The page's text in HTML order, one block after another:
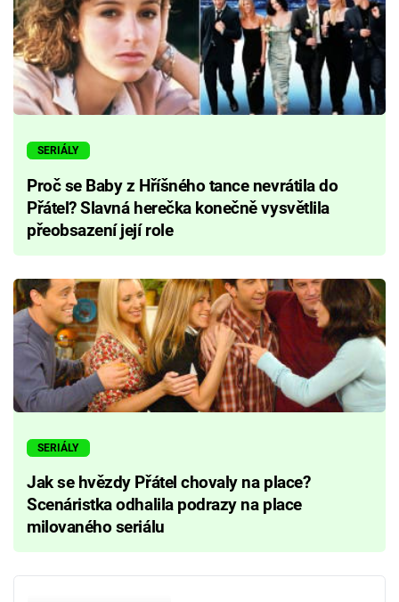
SERIÁLY
Proč se Baby z Hříšného tance nevrátila do
Přátel? Slavná herečka konečně vysvětlila
přeobsazení její role
SERIÁLY
Jak se hvězdy Přátel chovaly na place?
Scenáristka odhalila podrazy na place
milovaného seriálu